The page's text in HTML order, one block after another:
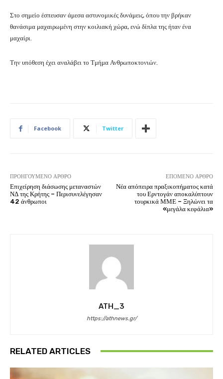
Στο σημείο έσπευσαν άμεσα αστυνομικές δυνάμεις, όπου την βρήκαν
θανάσιμα μαχαιρωμένη στην κοιλιακή χώρα, ενώ δίπλα της ήταν ένα
μαχαίρι.
Την υπόθεση έχει αναλάβει το Τμήμα Ανθρωποκτονιών.
Facebook Twitter
ΠΡΟΗΓΟΎΜΕΝΟ ΆΡΘΡΟ
Επιχείρηση διάσωσης μεταναστών
ΝΔ της Κρήτης – Περισυνελέγησαν
42 άνθρωποι
ΕΠΌΜΕΝΟ ΆΡΘΡΟ
Νέα απόπειρα πραξικοπήματος κατά
του Ερντογάν αποκαλύπτουν
τουρκικά ΜΜΕ – Ξηλώνει τα
«μεγάλα κεφάλια»
ATH_3
https://athnews.gr/
RELATED ARTICLES